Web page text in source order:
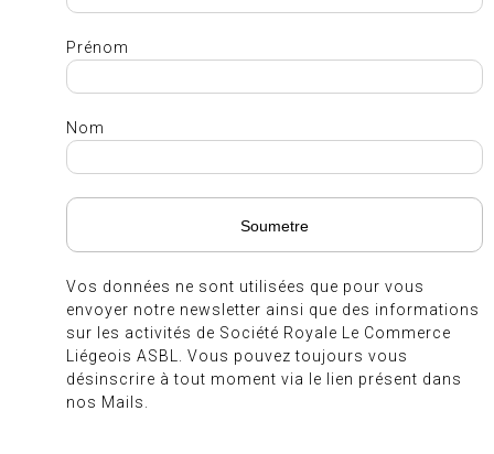
Prénom
Nom
Vos données ne sont utilisées que pour vous
envoyer notre newsletter ainsi que des informations
sur les activités de Société Royale Le Commerce
Liégeois ASBL. Vous pouvez toujours vous
désinscrire à tout moment via le lien présent dans
nos Mails.